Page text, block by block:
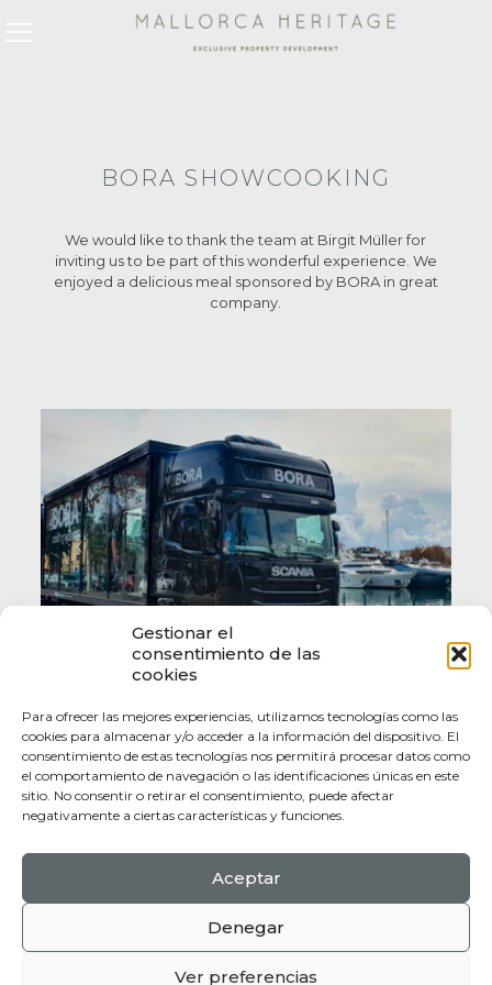
Gestionar el
consentimiento de las
cookies
Para ofrecer las mejores experiencias, utilizamos tecnologías como las
cookies para almacenar y/o acceder a la información del dispositivo. El
consentimiento de estas tecnologías nos permitirá procesar datos como
el comportamiento de navegación o las identificaciones únicas en este
sitio. No consentir o retirar el consentimiento, puede afectar
negativamente a ciertas características y funciones.
Aceptar
Denegar
Ver preferencias
BORA SHOWCOOKING
We would like to thank the team at Birgit Müller for
inviting us to be part of this wonderful experience. We
enjoyed a delicious meal sponsored by BORA in great
company.
© 2017 Mallorca Heritage. All Rights Reserved.
Web design byJorge Aleix